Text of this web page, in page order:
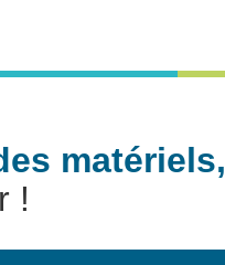
matériels,
!